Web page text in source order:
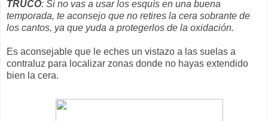
TRUCO: Si no vas a usar los esquís en una buena
temporada, te aconsejo que no retires la cera sobrante de
los cantos, ya que yuda a protegerlos de la oxidación.
Es aconsejable que le eches un vistazo a las suelas a
contraluz para localizar zonas donde no hayas extendido
bien la cera.